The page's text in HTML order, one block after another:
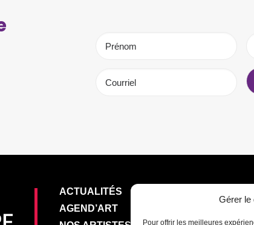
Gérer le
Pour offrir les meilleures
ACTUALITÉS
AGEND’ART